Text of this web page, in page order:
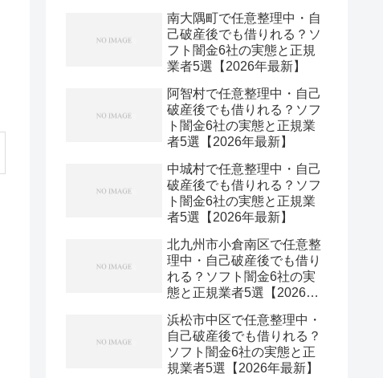
南大隅町で任意整理中・自
己破産後でも借りれる？ソ
フト闇金6社の実態と正規
業者5選【2026年最新】
阿智村で任意整理中・自己
破産後でも借りれる？ソフ
ト闇金6社の実態と正規業
者5選【2026年最新】
中城村で任意整理中・自己
破産後でも借りれる？ソフ
ト闇金6社の実態と正規業
者5選【2026年最新】
北九州市小倉南区で任意整
理中・自己破産後でも借り
れる？ソフト闇金6社の実
態と正規業者5選【2026年
浜松市中区で任意整理中・
自己破産後でも借りれる？
ソフト闇金6社の実態と正
規業者5選【2026年最新】